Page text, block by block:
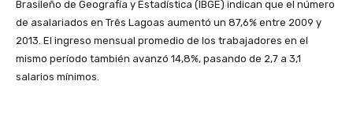
Brasileño de Geografía y Estadística (IBGE) indican que el número
de asalariados en Três Lagoas aumentó un 87,6% entre 2009 y
2013. El ingreso mensual promedio de los trabajadores en el
mismo período también avanzó 14,8%, pasando de 2,7 a 3,1
salarios mínimos.